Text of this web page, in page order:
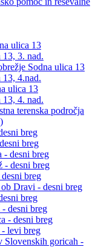
ulica 13
13, 3. nad.
Sodna ulica 13
13, 4.nad.
ulica 13
13, 4. nad.
terenska področja
breg
breg
- desni breg
desni breg
breg
Dravi - desni breg
breg
desni breg
- desni breg
levi breg
Slovenskih goricah -